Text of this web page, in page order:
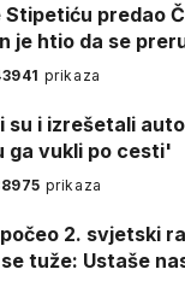
Stipetiću predao
je htio da se
prikaza
su i izrešetali
ga vukli po cesti'
prikaza
2. svjetski
tuže: Ustaše